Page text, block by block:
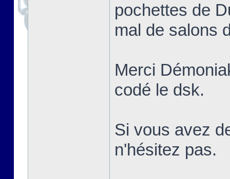
pochettes de
mal de salons
Merci
codé le dsk.
Si vous avez
n'hésitez pas.